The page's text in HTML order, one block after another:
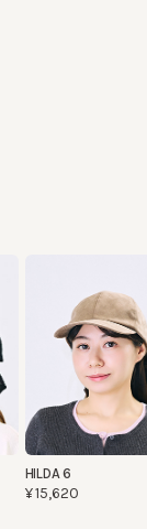
ください。
HILDA 6
¥15,620